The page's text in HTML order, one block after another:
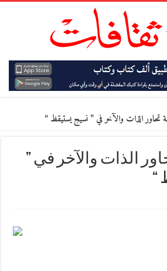
تحاور الذات والآخر في ” نسيج يستيقظ “
الذات والآخر في ”
“